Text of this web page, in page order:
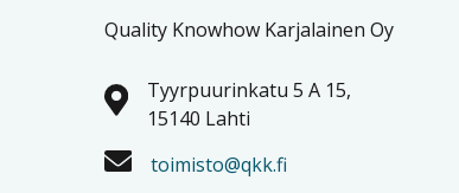
Quality Knowhow Karjalainen Oy
Tyyrpuurinkatu 5 A 15,
15140 Lahti
toimisto@qkk.fi